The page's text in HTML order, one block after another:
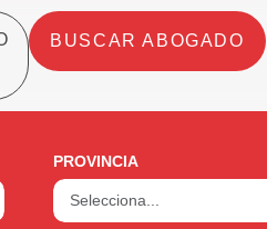
BUSCAR ABOGADO
PROVINCIA